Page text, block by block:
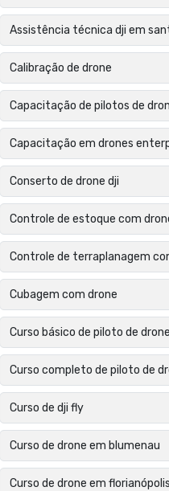
Assistência técnica dji em
Calibração de drone
Capacitação de pilotos de
Capacitação em drones
Conserto de drone dji
Controle de estoque com
Controle de terraplanagem
Cubagem com drone
Curso básico de piloto de drone
Curso completo de piloto de
Curso de dji fly
Curso de drone em blumenau
Curso de drone em florianópolis